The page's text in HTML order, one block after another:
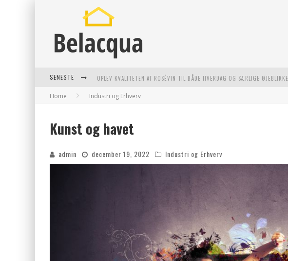
SENESTE OPLEV KVALITETEN AF ROSÉVIN TIL BÅDE HVERDAG OG SÆRLIGE ØJEBLIKKE
VANTINGE TEKNIK: EN INNOVATIV LØSNING TIL MODERNE UDFORDRINGER
EFFEKTIV RYDNING AF DØDSBO I GENTOFTE
Home Industri og Erhverv
Kunst og havet
admin december 19, 2022 Industri og Erhverv